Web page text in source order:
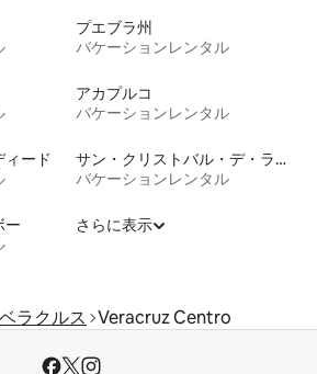
プエブラ州
バケーションレンタル
アカプルコ
バケーションレンタル
ィード
サン・クリストバル・デ・ラス・カサス
バケーションレンタル
ー
さらに表示
ベラクルス Veracruz Centro